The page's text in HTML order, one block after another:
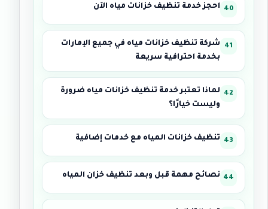
احجز خدمة تنظيف خزانات مياه الآن
شركة تنظيف خزانات مياه في جميع الإمارات
بخدمة احترافية سريعة
لماذا تعتبر خدمة تنظيف خزانات مياه ضرورة
وليست خيارًا؟
تنظيف خزانات المياه مع خدمات إضافية
نصائح مهمة قبل وبعد تنظيف خزان المياه